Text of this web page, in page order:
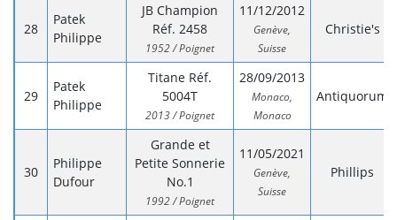
Patek
Philippe
JB Champion
Réf. 2458
1952 / Poignet
11/12/2012
Genève,
Suisse
Christie's
Patek
Philippe
Titane Réf.
5004T
2013 / Poignet
28/09/2013
Monaco,
Monaco
Antiquorum
Philippe
Dufour
Grande et
Petite Sonnerie
No.1
1992 / Poignet
11/05/2021
Genève,
Suisse
Phillips